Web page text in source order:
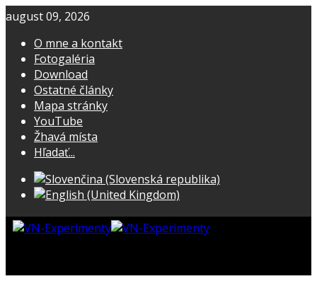
august 09, 2026
O mne a kontakt
Fotogaléria
Download
Ostatné články
Mapa stránky
YouTube
Žhavá místa
Hľadať...